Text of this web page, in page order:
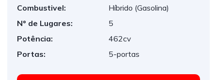
Combustivel:
Híbrido (Gasolina)
Nº de Lugares:
5
Potência:
462cv
Portas:
5-portas